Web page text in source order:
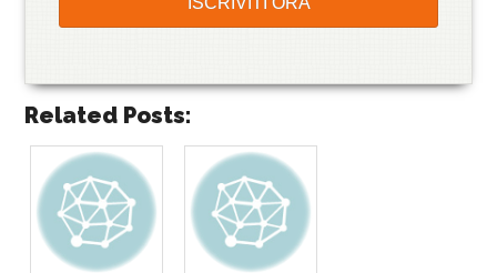
Related Posts: